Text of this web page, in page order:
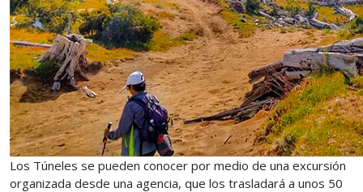
Los Túneles se pueden conocer por medio de una excursión
organizada desde una agencia, que los trasladará a unos 50